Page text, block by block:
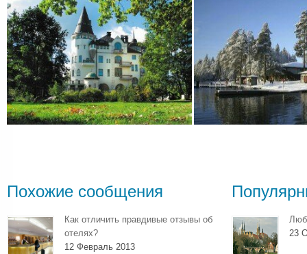
Похожие сообщения
Как отличить правдивые отзывы об
отелях?
12 Февраль 2013
23